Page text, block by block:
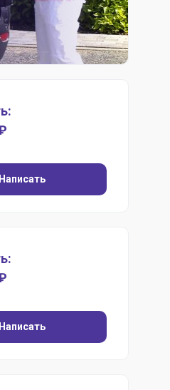
Написать
Написать